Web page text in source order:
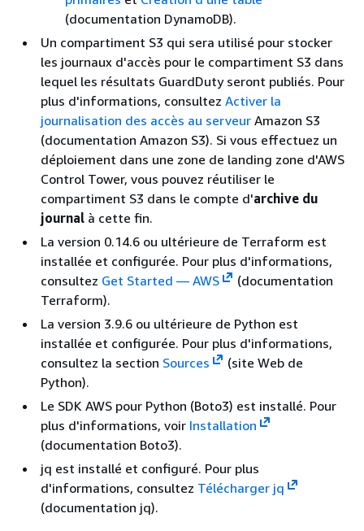
(documentation DynamoDB).
Un compartiment S3 qui sera utilisé pour stocker
les journaux d'accès pour le compartiment S3 dans
lequel les résultats GuardDuty seront publiés. Pour
plus d'informations, consultez Activer la
journalisation des accès au serveur Amazon S3
(documentation Amazon S3). Si vous effectuez un
déploiement dans une zone de landing zone d'AWS
Control Tower, vous pouvez réutiliser le
compartiment S3 dans le compte d'archive du
journal à cette fin.
La version 0.14.6 ou ultérieure de Terraform est
installée et configurée. Pour plus d'informations,
consultez Get Started — AWS
(documentation
Terraform).
La version 3.9.6 ou ultérieure de Python est
installée et configurée. Pour plus d'informations,
consultez la section Sources
(site Web de
Python).
Le SDK AWS pour Python (Boto3) est installé. Pour
plus d'informations, voir Installation
(documentation Boto3).
jq est installé et configuré. Pour plus
d'informations, consultez Télécharger jq
(documentation jq).